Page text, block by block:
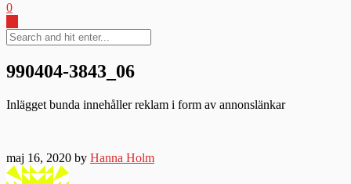
0
990404-3843_06
Inlägget bunda innehåller reklam i form av annonslänkar
maj 16, 2020 by Hanna Holm